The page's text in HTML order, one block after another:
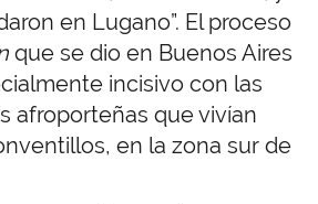
en Lugano”. El proceso
que se dio en Buenos Aires
incisivo con las
afroporteñas que vivían
en la zona sur de